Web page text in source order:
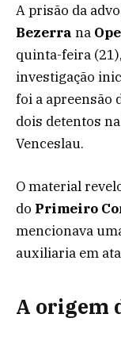
A prisão da
Bezerra na
quinta-feira
investigação
foi a apreensão
dois detentos
Venceslau.
O material
do Primeiro
mencionava
auxiliaria em
A origem